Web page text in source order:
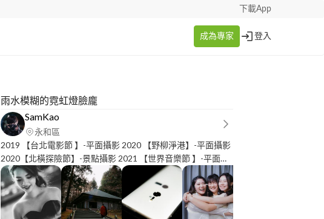
下載App
成為專家 登入
雨水模糊的霓虹燈臉龐
SamKao
永和區
2019 【台北電影節 】-平面攝影 2020 【野柳淨港】-平面攝影
2020【北橫探險節】-景點攝影 2021 【世界音樂節 】-平面攝
影 2021 【新竹生活節 】-平面攝影 第一屆【全球華語AV成人
大賞】-平面攝影 第9屆暨第10屆【護理傑出獎頒獎典禮】-平
面攝影 2022 【台北同志大遊行】-平面攝影 TPBPA 中華職棒
球員工會【球員工會回饋列車】-平面攝影 2023 【中華足協頒